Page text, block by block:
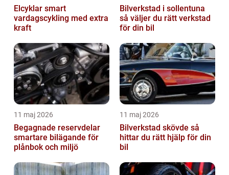
Elcyklar smart
vardagscykling med extra
kraft
Bilverkstad i sollentuna
så väljer du rätt verkstad
för din bil
11 maj 2026
Begagnade reservdelar
smartare bilägande för
plånbok och miljö
11 maj 2026
Bilverkstad skövde så
hittar du rätt hjälp för din
bil